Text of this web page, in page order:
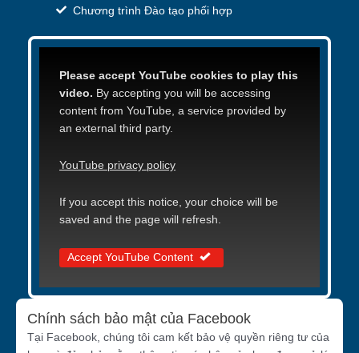
Chương trình Đào tạo phối hợp
Please accept YouTube cookies to play this
video. By accepting you will be accessing
content from YouTube, a service provided by
an external third party.
YouTube privacy policy
If you accept this notice, your choice will be
saved and the page will refresh.
Accept YouTube Content
Chính sách bảo mật của Facebook
Tại Facebook, chúng tôi cam kết bảo vệ quyền riêng tư của